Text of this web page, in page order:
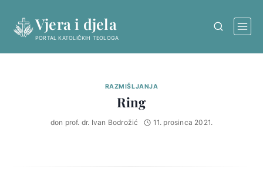
content
Vjera i djela
PORTAL KATOLIČKIH TEOLOGA
RAZMIŠLJANJA
Ring
don prof. dr. Ivan Bodrožić 11. prosinca 2021.